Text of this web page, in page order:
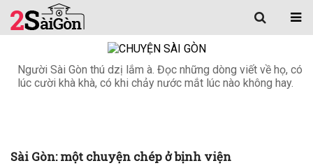
Người Sài Gòn thú dzị lắm à. Đọc những dòng viết về họ, có
lúc cười khà khà, có khi chảy nước mắt lúc nào không hay.
Sài Gòn: một chuyện chép ở bịnh viện